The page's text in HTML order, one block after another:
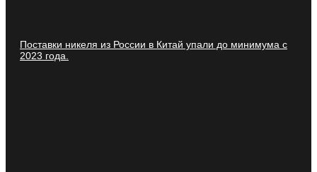
Поставки никеля из России в Китай упали до минимума с
2023 года.